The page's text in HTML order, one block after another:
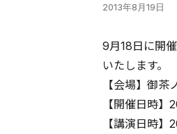
2013年8月19日
9月18日に開
いたします。
【会場】御
【開催日時
【講演日時